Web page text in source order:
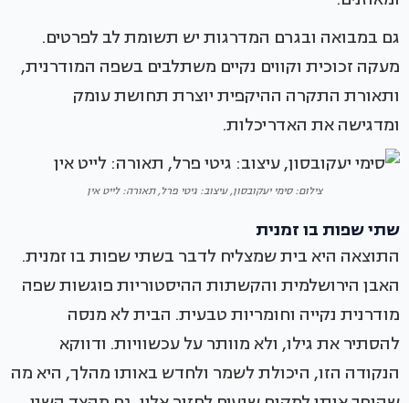
גם במבואה ובגרם המדרגות יש תשומת לב לפרטים.
מעקה זכוכית וקווים נקיים משתלבים בשפה המודרנית,
ותאורת התקרה ההיקפית יוצרת תחושת עומק
ומדגישה את האדריכלות.
צילום: סימי יעקובסון, עיצוב: גיטי פרל, תאורה: לייט אין
שתי שפות בו זמנית
התוצאה היא בית שמצליח לדבר בשתי שפות בו זמנית.
האבן הירושלמית והקשתות ההיסטוריות פוגשות שפה
מודרנית נקייה וחומריות טבעית. הבית לא מנסה
להסתיר את גילו, ולא מוותר על עכשוויות. ודווקא
הנקודה הזו, היכולת לשמר ולחדש באותו מהלך, היא מה